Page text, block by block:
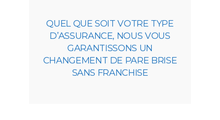
QUEL QUE SOIT VOTRE TYPE
D’ASSURANCE, NOUS VOUS
GARANTISSONS UN
CHANGEMENT DE PARE BRISE
SANS FRANCHISE